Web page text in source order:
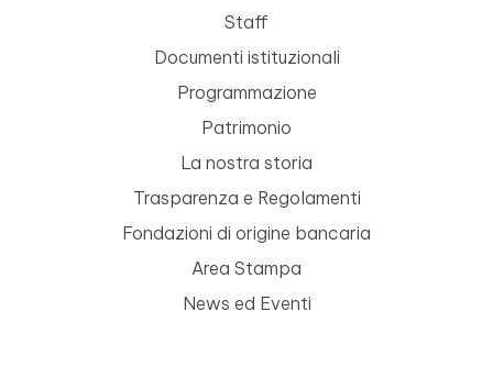
Staff
Documenti istituzionali
Programmazione
Patrimonio
La nostra storia
Trasparenza e Regolamenti
Fondazioni di origine bancaria
Area Stampa
News ed Eventi